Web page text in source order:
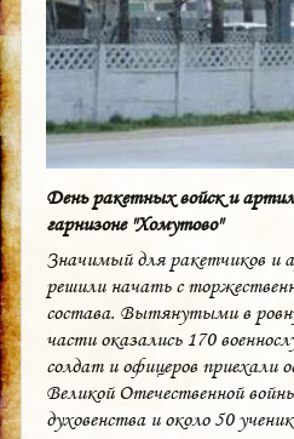
День ракетных войск и
гарнизоне "Хомутово"
Значимый для ракетчиков и
решили начать с
состава. Вытянутыми в
части оказались 170
солдат и офицеров приехали
Великой Отечественной
духовенства и около 50